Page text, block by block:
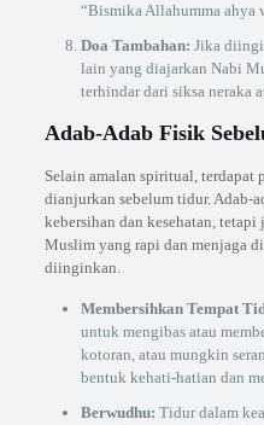
“Bismika Allahumma ahya
Doa Tambahan: Jika
lain yang diajarkan Nabi
terhindar dari siksa neraka
Adab-Adab Fisik
Selain amalan spiritual, terdapat
dianjurkan sebelum tidur. Adab-
kebersihan dan kesehatan,
Muslim yang rapi dan menjaga
diinginkan.
Membersihkan Tempat
untuk mengibas atau
kotoran, atau mungkin
bentuk kehati-hatian dan
Berwudhu: Tidur dalam